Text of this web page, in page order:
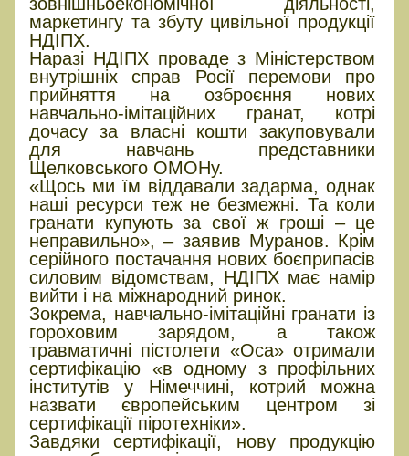
маркетингу та збуту цивільної продукції
НДІПХ.
Наразі НДІПХ проваде з Міністерством
внутрішніх справ Росії перемови про
прийняття на озброєння нових
навчально-імітаційних гранат, котрі
дочасу за власні кошти закуповували
для навчань представники
Щелковського ОМОНу.
«Щось ми їм віддавали задарма, однак
наші ресурси теж не безмежні. Та коли
гранати купують за свої ж гроші – це
неправильно», – заявив Муранов. Крім
серійного постачання нових боєприпасів
силовим відомствам, НДІПХ має намір
вийти і на міжнародний ринок.
Зокрема, навчально-імітаційні гранати із
гороховим зарядом, а також
травматичні пістолети «Оса» отримали
сертифікацію «в одному з профільних
інститутів у Німеччині, котрий можна
назвати європейським центром зі
сертифікації піротехніки».
Завдяки сертифікації, нову продукцію